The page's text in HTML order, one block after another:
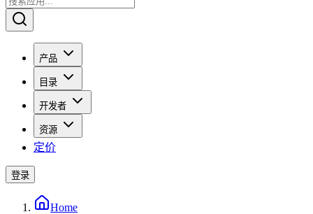
产品
目录
开发者
资源
定价
登录
Home